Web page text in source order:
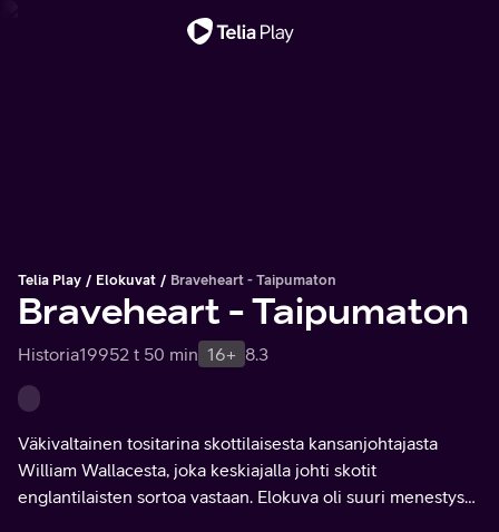
Telia Play Elokuvat Braveheart - Taipumaton
Braveheart - Taipumaton
Historia19952 t 50 min 16+ 8.3
Väkivaltainen tositarina skottilaisesta kansanjohtajasta
William Wallacesta, joka keskiajalla johti skotit
englantilaisten sortoa vastaan. Elokuva oli suuri menestys